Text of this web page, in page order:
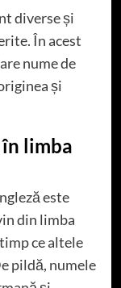
diverse și
În acest
nume de
și
limba
este
din limba
ce altele
pildă, numele